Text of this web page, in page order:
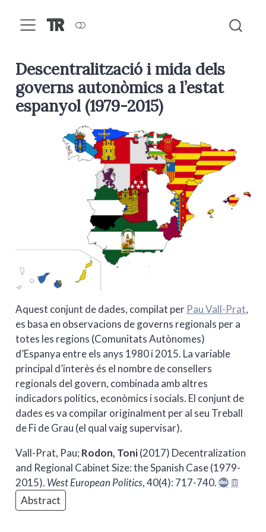
Descentralització i mida dels
governs autonòmics a l’estat
espanyol (1979-2015)
Aquest conjunt de dades, compilat per Pau Vall-Prat,
es basa en observacions de governs regionals per a
totes les regions (Comunitats Autònomes)
d’Espanya entre els anys 1980 i 2015. La variable
principal d’interès és el nombre de consellers
regionals del govern, combinada amb altres
indicadors polítics, econòmics i socials. El conjunt de
dades es va compilar originalment per al seu Treball
de Fi de Grau (el qual vaig supervisar).
Vall-Prat, Pau; Rodon, Toni(2017) Decentralization
and Regional Cabinet Size: the Spanish Case (1979-
2015). West European Politics, 40(4): 717-740.
Abstract